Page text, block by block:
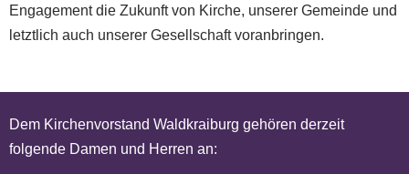
Engagement die Zukunft von Kirche, unserer Gemeinde und
letztlich auch unserer Gesellschaft voranbringen.
Dem Kirchenvorstand Waldkraiburg gehören derzeit
folgende Damen und Herren an: